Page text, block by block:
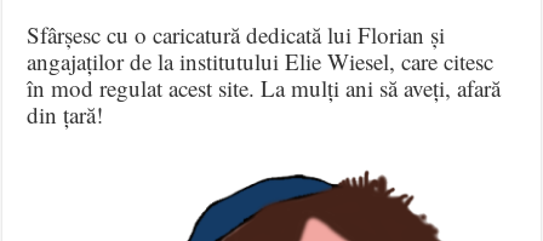
Sfârșesc cu o caricatură dedicată lui Florian și
angajaților de la institutului Elie Wiesel, care citesc
în mod regulat acest site. La mulți ani să aveți, afară
din țară!